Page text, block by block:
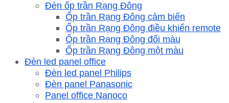
Đèn ốp trần Rạng Đông
Ốp trần Rạng Đông cảm biến
Ốp trần Rạng Đông điều khiển remote
Ốp trần Rạng Đông đổi màu
Ốp trần Rạng Đông một màu
Đèn led panel office
Đèn led panel Philips
Đèn panel Panasonic
Panel office Nanoco